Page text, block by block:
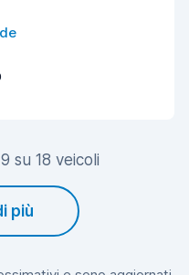
su 18 veicoli
più